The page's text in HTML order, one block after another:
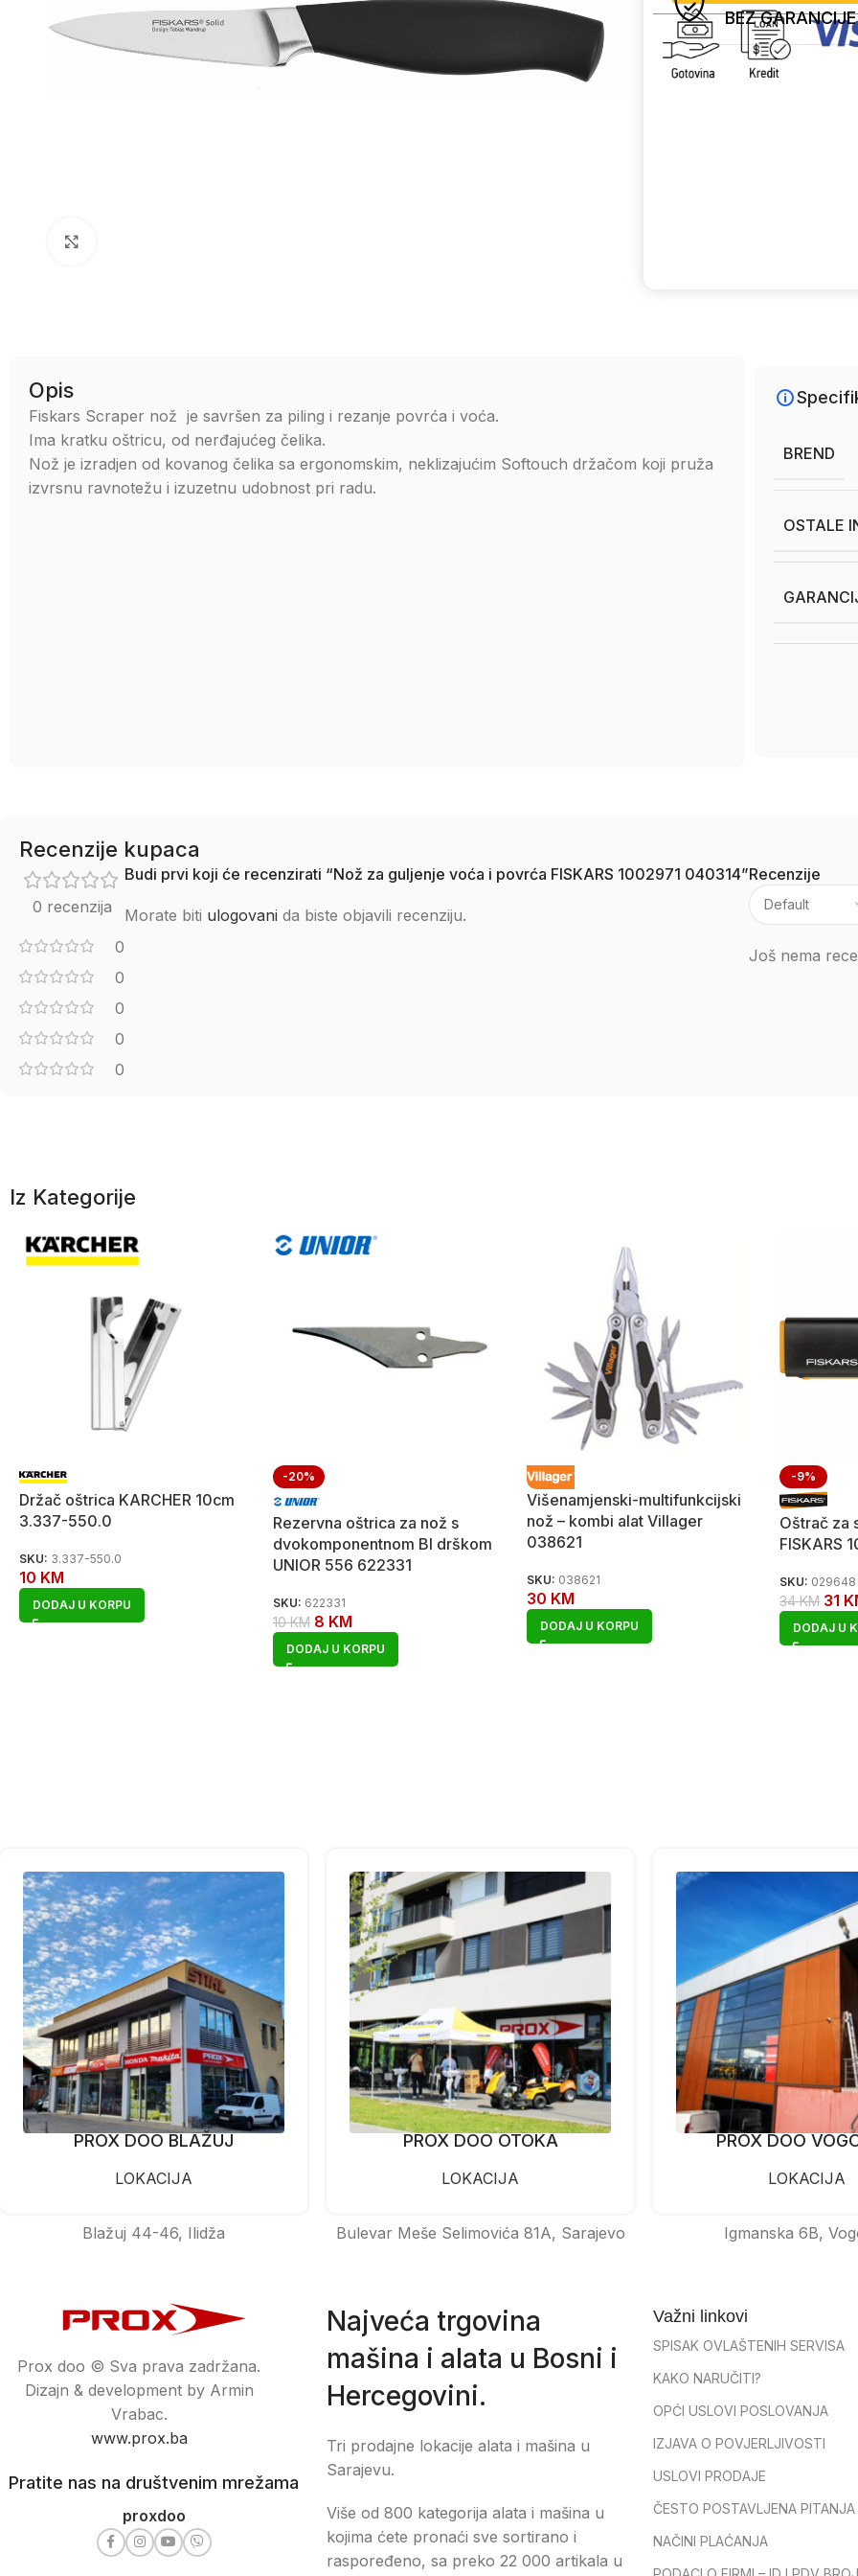
BEZ GARANCIJE
Opis
Fiskars Scraper nož je savršen za piling i rezanje povrća i voća.
Ima kratku oštricu, od nerđajućeg čelika.
Nož je izradjen od kovanog čelika sa ergonomskim, neklizajućim Softouch držačom koji pruža
izvrsnu ravnotežu i izuzetnu udobnost pri radu.
BREND
OSTALE
Recenzije kupaca
0 recenzija
0
0
0
0
0
Recenzije
Još nema
Budi prvi koji će recenzirati “Nož za guljenje voća i povrća FISKARS 1002971 040314”
Morate biti ulogovani da biste objavili recenziju.
Iz Kategorije
Držač oštrica KARCHER 10cm
3.337-550.0
SKU: 3.337-550.0
10 KM
DODAJ U KORPU
-20%
Rezervna oštrica za nož s
dvokomponentnom BI drškom
UNIOR 556 622331
SKU: 622331
10KM 8 KM
DODAJ U KORPU
Višenamjenski-multifunkcijski
nož – kombi alat Villager
038621
SKU: 038621
30 KM
DODAJ U KORPU
-9%
Oštrač za
FISKARS
SKU: 029648
34KM 31
DODAJ U
PROX DOO BLAŽUJ
LOKACIJA
Blažuj 44-46, Ilidža
PROX DOO OTOKA
LOKACIJA
Bulevar Meše Selimovića 81A, Sarajevo
PROX DOO
LOKACIJA
Igmanska 6B,
Prox doo © Sva prava zadržana.
Dizajn & development by Armin
Vrabac.
www.prox.ba
Pratite nas na društvenim mrežama
proxdoo
Najveća trgovina
mašina i alata u Bosni i
Hercegovini.
Tri prodajne lokacije alata i mašina u
Sarajevu.
Više od 800 kategorija alata i mašina u
kojima ćete pronaći sve sortirano i
raspoređeno, sa preko 22 000 artikala u
Važni linkovi
SPISAK OVLAŠTENIH SERVISA
KAKO NARUČITI?
OPĆI USLOVI POSLOVANJA
IZJAVA O POVJERLJIVOSTI
USLOVI PRODAJE
ČESTO POSTAVLJENA PITANJA
NAČINI PLAĆANJA